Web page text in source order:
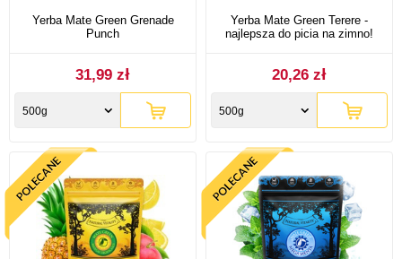
Yerba Mate Green Grenade
Punch
31,99 zł
500g
Yerba Mate Green Terere -
najlepsza do picia na zimno!
20,26 zł
500g